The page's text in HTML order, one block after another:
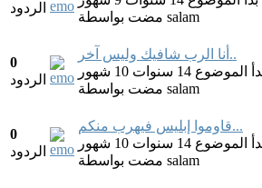
الردود
مضت salam
0
الردود
أنا الرب شافيك وليس آخر..
بدأ الموضوع 14 سنوات 10 شهور
مضت salam
0
الردود
قاوموا إبليس فيهرب منكم...
بدأ الموضوع 14 سنوات 10 شهور
مضت salam